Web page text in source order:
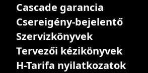
Cascade garancia
Csereigény-bejelentő
Szervizkönyvek
Tervezői kézikönyvek
H-Tarifa nyilatkozatok